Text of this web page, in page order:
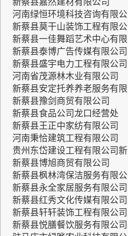
河南绿恒环境科技咨询有限
新蔡县莫干山装饰工程有限
新蔡县一佳舞蹈艺术中心有
新蔡县泰博广告传媒有限公司
新蔡县盛宇电力工程有限公司
河南省茂源林木业有限公司
新蔡县安定托养养老服务有
新蔡县豫剑商贸有限公司
新蔡县食品公司龙口经营处
新蔡县王正中家纺有限公司
河南秉恰建筑工程有限公司
贵州东岱建设工程有限公司
新蔡县博旭商贸有限公司
新蔡县枫林湾保洁服务有限
新蔡县永全家居服务有限公司
新蔡县红秀文化传媒有限公司
新蔡县轩轩装饰工程有限公司
新蔡县悦膳餐饮服务有限公司